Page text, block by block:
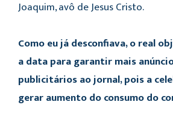
Joaquim, avô de Jesus Cristo.
Como eu já desconfiava, o real
a data para garantir mais
publicitários ao jornal, pois a
gerar aumento do consumo do